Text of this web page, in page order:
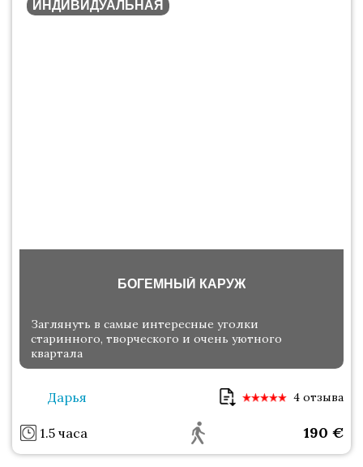
ИНДИВИДУАЛЬНАЯ
БОГЕМНЫЙ КАРУЖ
Заглянуть в самые интересные уголки
старинного, творческого и очень уютного
квартала
Дарья 4 отзыва
1.5 часа 190 €